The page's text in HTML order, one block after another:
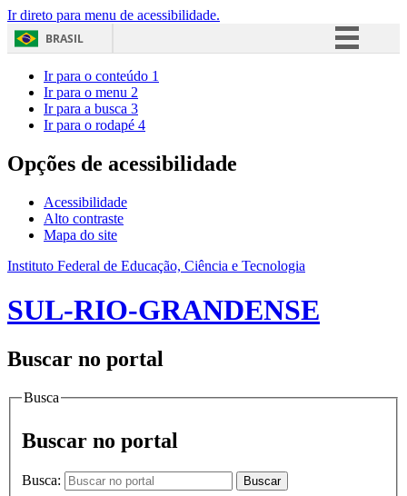
Ir direto para menu de acessibilidade.
BRASIL
Acesso à informação
Ir para o conteúdo 1
Ir para o menu 2
Ir para a busca 3
Ir para o rodapé 4
Opções de acessibilidade
Acessibilidade
Alto contraste
Mapa do site
Instituto Federal de Educação, Ciência e Tecnologia
SUL-RIO-GRANDENSE
Buscar no portal
Busca
Buscar no portal
Busca: Buscar